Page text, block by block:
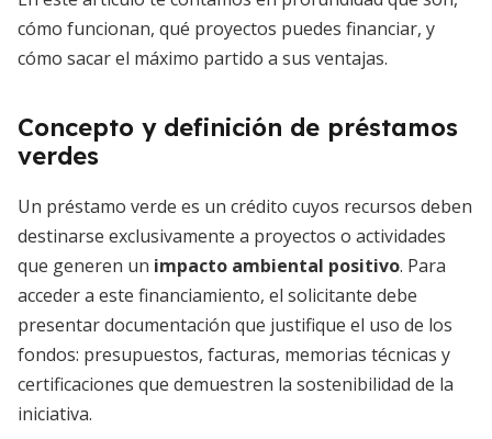
cómo funcionan, qué proyectos puedes financiar, y
cómo sacar el máximo partido a sus ventajas.
Concepto y definición de préstamos
verdes
Un préstamo verde es un crédito cuyos recursos deben
destinarse exclusivamente a proyectos o actividades
que generen un impacto ambiental positivo. Para
acceder a este financiamiento, el solicitante debe
presentar documentación que justifique el uso de los
fondos: presupuestos, facturas, memorias técnicas y
certificaciones que demuestren la sostenibilidad de la
iniciativa.